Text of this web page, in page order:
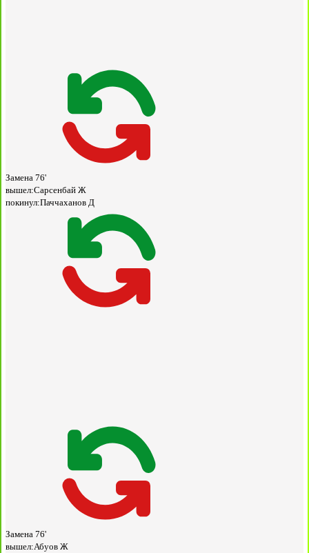
Замена 76'
вышел:Сарсенбай Ж
покинул:Паччаханов Д
Замена 76'
вышел:Абуов Ж